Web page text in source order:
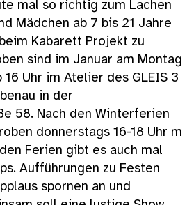
mal so richtig zum Lachen
Mädchen ab 7 bis 21 Jahre
Kabarett Projekt zu
sind im Januar am Montag
Uhr im Atelier des GLEIS 3
in der
58. Nach den Winterferien
donnerstags 16-18 Uhr m
Ferien gibt es auch mal
Aufführungen zu Festen
spornen an und